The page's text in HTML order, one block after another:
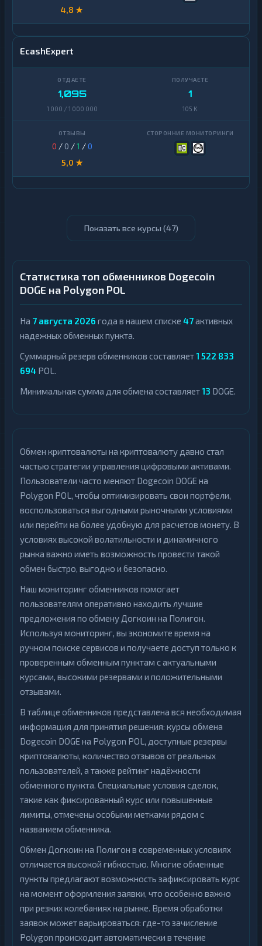
4,8 ★
EcashExpert
1,095
1 000 / 1 000 000
1
105 K
0 / 0 /1 /0
5,0 ★
Показать все курсы (47)
Статистика топ обменников Dogecoin
DOGE на Polygon POL
На 7 августа 2026 года в нашем списке 47активных
надежных обменных пункта.
Суммарный резерв обменников составляет1 522 833
694 POL.
Минимальная сумма для обмена составляет13 DOGE.
Обмен криптовалюты на криптовалюту давно стал
частью стратегии управления цифровыми активами.
Пользователи часто меняют Dogecoin DOGE на
Polygon POL, чтобы оптимизировать свои портфели,
воспользоваться выгодными рыночными условиями
или перейти на более удобную для расчетов монету. В
условиях высокой волатильности и динамичного
рынка важно иметь возможность провести такой
обмен быстро, выгодно и безопасно.
Наш мониторинг обменников помогает
пользователям оперативно находить лучшие
предложения по обмену Догкоин на Полигон.
Используя мониторинг, вы экономите время на
ручном поиске сервисов и получаете доступ только к
проверенным обменным пунктам с актуальными
курсами, высокими резервами и положительными
отзывами.
В таблице обменников представлена вся необходимая
информация для принятия решения: курсы обмена
Dogecoin DOGE на Polygon POL, доступные резервы
криптовалюты, количество отзывов от реальных
пользователей, а также рейтинг надёжности
обменного пункта. Специальные условия сделок,
такие как фиксированный курс или повышенные
лимиты, отмечены особыми метками рядом с
названием обменника.
Обмен Догкоин на Полигон в современных условиях
отличается высокой гибкостью. Многие обменные
пункты предлагают возможность зафиксировать курс
на момент оформления заявки, что особенно важно
при резких колебаниях на рынке. Время обработки
заявок может варьироваться: где-то зачисление
Polygon происходит автоматически в течение